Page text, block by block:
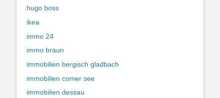
hugo boss
ikea
immo 24
immo braun
immobilien bergisch gladbach
immobilien comer see
immobilien dessau